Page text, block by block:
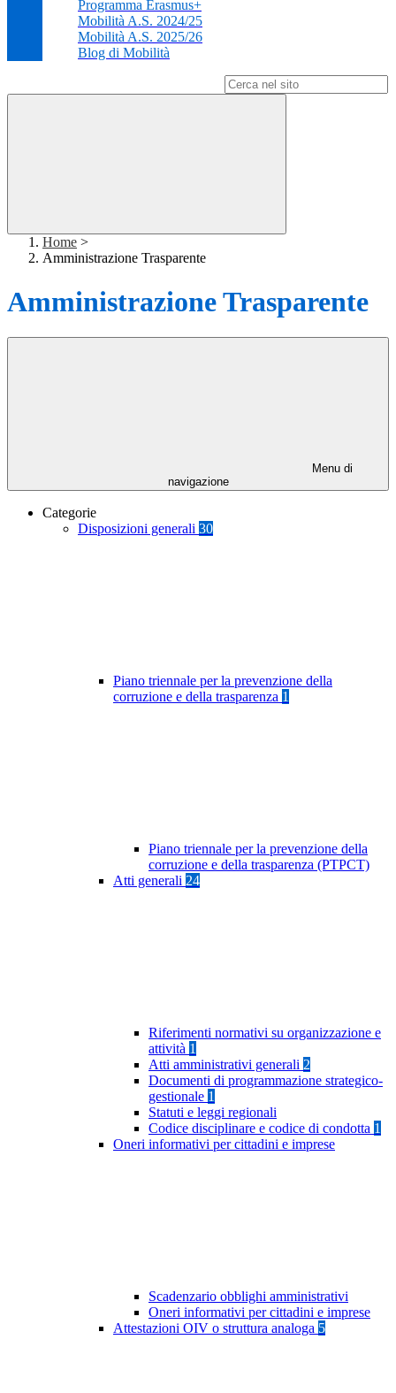
Programma Erasmus+
Mobilità A.S. 2024/25
Mobilità A.S. 2025/26
Blog di Mobilità
Home >
Amministrazione Trasparente
Amministrazione Trasparente
Menu di
navigazione
Categorie
Disposizioni generali 30
Piano triennale per la prevenzione della
corruzione e della trasparenza 1
Piano triennale per la prevenzione della
corruzione e della trasparenza (PTPCT)
Atti generali 24
Riferimenti normativi su organizzazione e
attività 1
Atti amministrativi generali 2
Documenti di programmazione strategico-
gestionale 1
Statuti e leggi regionali
Codice disciplinare e codice di condotta 1
Oneri informativi per cittadini e imprese
Scadenzario obblighi amministrativi
Oneri informativi per cittadini e imprese
Attestazioni OIV o struttura analoga 5